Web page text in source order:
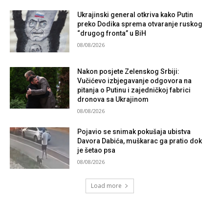
Ukrajinski general otkriva kako Putin
preko Dodika sprema otvaranje ruskog
“drugog fronta” u BiH
08/08/2026
Nakon posjete Zelenskog Srbiji:
Vučićevo izbjegavanje odgovora na
pitanja o Putinu i zajedničkoj fabrici
dronova sa Ukrajinom
08/08/2026
Pojavio se snimak pokušaja ubistva
Davora Dabića, muškarac ga pratio dok
je šetao psa
08/08/2026
Load more